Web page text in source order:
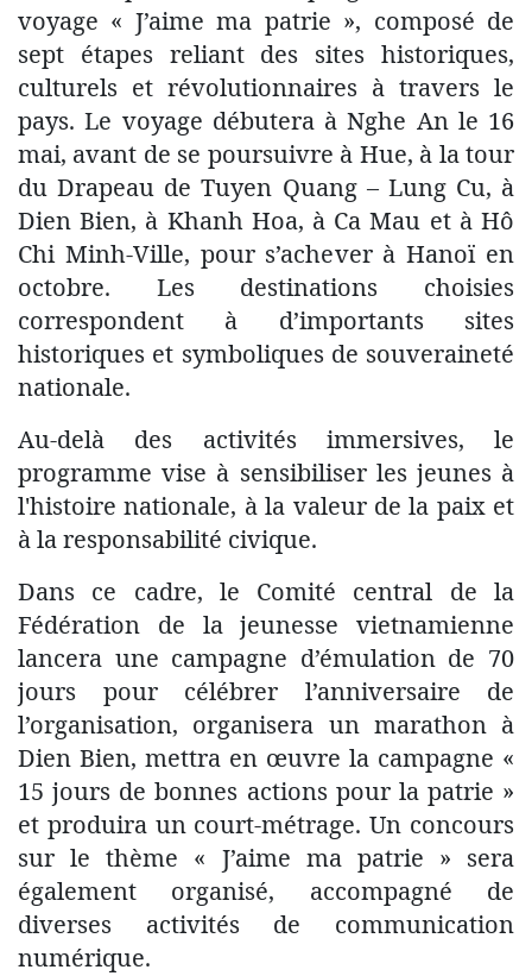
voyage « J’aime ma patrie », composé de
sept étapes reliant des sites historiques,
culturels et révolutionnaires à travers le
pays. Le voyage débutera à Nghe An le 16
mai, avant de se poursuivre à Hue, à la tour
du Drapeau de Tuyen Quang – Lung Cu, à
Dien Bien, à Khanh Hoa, à Ca Mau et à Hô
Chi Minh-Ville, pour s’achever à Hanoï en
octobre. Les destinations choisies
correspondent à d’importants sites
historiques et symboliques de souveraineté
nationale.
​Au-delà des activités immersives, le
programme vise à sensibiliser les jeunes à
l'histoire nationale, à la valeur de la paix et
à la responsabilité civique.
Dans ce cadre, le Comité central de la
Fédération de la jeunesse vietnamienne
lancera une campagne d’émulation de 70
jours pour célébrer l’anniversaire de
l’organisation, organisera un marathon à
Dien Bien, mettra en œuvre la campagne «
15 jours de bonnes actions pour la patrie »
et produira un court-métrage. Un concours
sur le thème « J’aime ma patrie » sera
également organisé, accompagné de
diverses activités de communication
numérique.